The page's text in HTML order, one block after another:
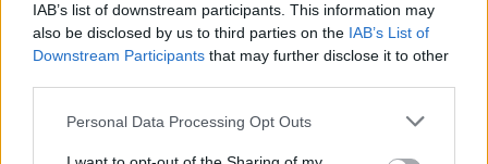
IAB’s list of downstream participants. This information may
also be disclosed by us to third parties on the IAB’s List of
Downstream Participants that may further disclose it to other
Please note that this website/app uses one or more Google
Personal Data Processing Opt Outs
δίστασαν να παρευρεθούν σε μια εκδήλωση που